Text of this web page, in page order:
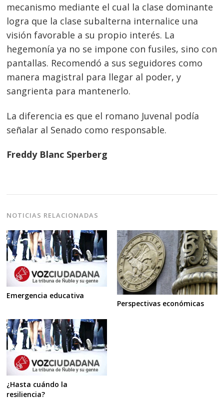
mecanismo mediante el cual la clase dominante
logra que la clase subalterna internalice una
visión favorable a su propio interés. La
hegemonía ya no se impone con fusiles, sino con
pantallas. Recomendó a sus seguidores como
manera magistral para llegar al poder, y
sangrienta para mantenerlo.
La diferencia es que el romano Juvenal podía
señalar al Senado como responsable.
Freddy Blanc Sperberg
NOTICIAS RELACIONADAS
Emergencia educativa
Perspectivas económicas
¿Hasta cuándo la
resiliencia?